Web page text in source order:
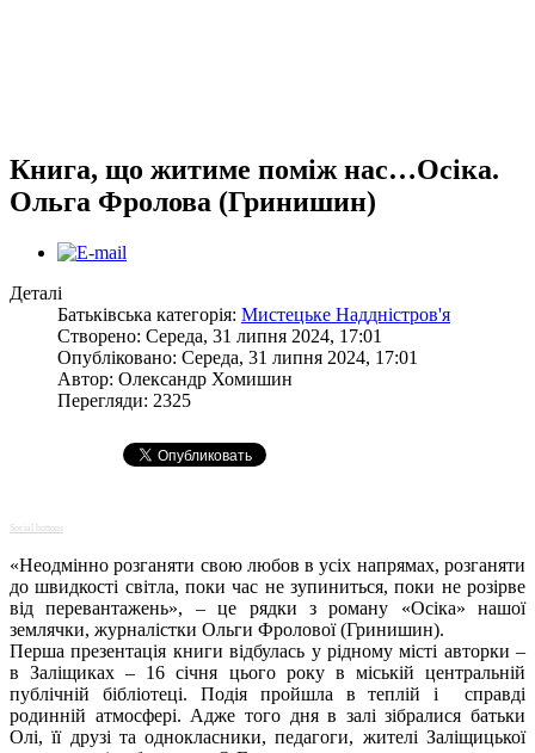
Книга, що житиме поміж нас…Осіка.
Ольга Фролова (Гринишин)
Деталі
Батьківська категорія: Мистецьке Наддністров'я
Створено: Середа, 31 липня 2024, 17:01
Опубліковано: Середа, 31 липня 2024, 17:01
Автор: Олександр Хомишин
Перегляди: 2325
Social buttons
«Неодмінно розганяти свою любов в усіх напрямах, розганяти
до швидкості світла, поки час не зупиниться, поки не розірве
від перевантажень», – це рядки з роману «Осіка» нашої
землячки, журналістки Ольги Фролової (Гринишин).
Перша презентація книги відбулась у рідному місті авторки –
в Заліщиках – 16 січня цього року в міській центральній
публічній бібліотеці. Подія пройшла в теплій і справді
родинній атмосфері. Адже того дня в залі зібралися батьки
Олі, її друзі та однокласники, педагоги, жителі Заліщицької